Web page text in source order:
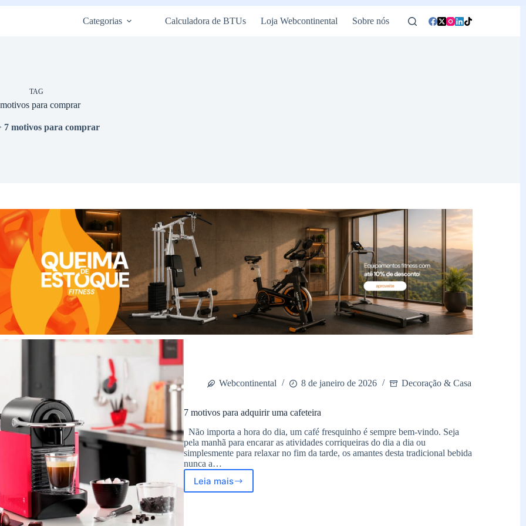
Categorias Calculadora de BTUs Loja Webcontinental Sobre nós
TAG
para comprar
7 motivos para comprar
Webcontinental 8 de janeiro de 2026 Decoração & Casa
7 motivos para adquirir uma cafeteira
Não importa a hora do dia, um café fresquinho é sempre bem-vindo. Seja
pela manhã para encarar as atividades corriqueiras do dia a dia ou
simplesmente para relaxar no fim da tarde, os amantes desta tradicional bebida
nunca a…
Leia mais
7